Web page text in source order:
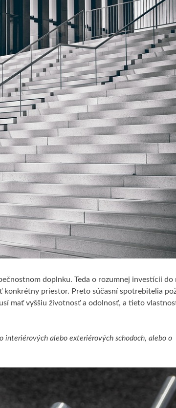
doplnku. Teda o rozumnej investícii do
priestor. Preto súčasní spotrebitelia
mať vyššiu životnosť a odolnosť, a tieto
interiérových alebo exteriérových schodoch, alebo o